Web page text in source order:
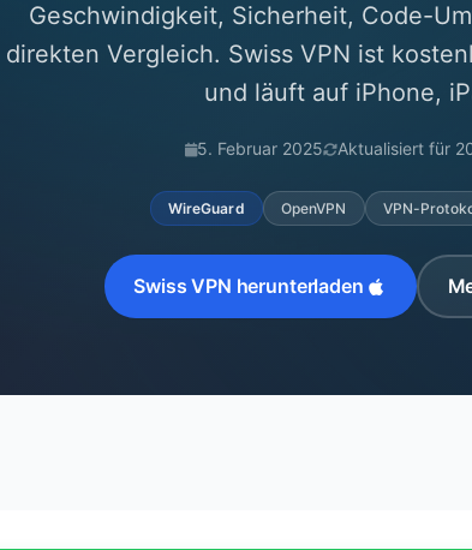
Geschwindigkeit, Sicherheit, Code-
direkten Vergleich. Swiss VPN ist
und läuft auf iPhone,
5. Februar 2025 Aktualisiert für
WireGuard OpenVPN VPN-
Swiss VPN herunterladen